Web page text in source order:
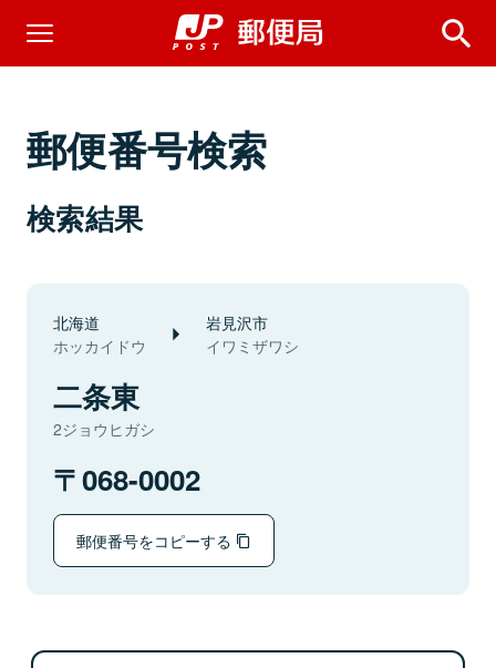
郵便番号検索
検索結果
北海道
ホッカイドウ
岩見沢市
イワミザワシ
二条東
2ジョウヒガシ
068-0002
郵便番号をコピーする